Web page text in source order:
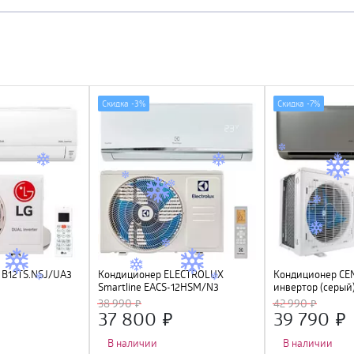
UA3
Кондиционер ELECTROLUX
Smartline EACS-12HSM/N3
38 990
37 800
В наличии
Скидка -3%
Кондиционер
инвертор
4D, 4 фильтра,
A++
42 990
39 790
В наличии
Скидка -7%